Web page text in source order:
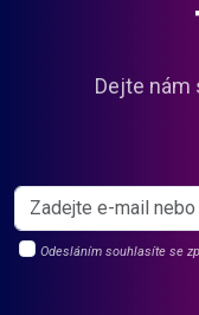
Dejte nám
Odesláním souhlasíte se